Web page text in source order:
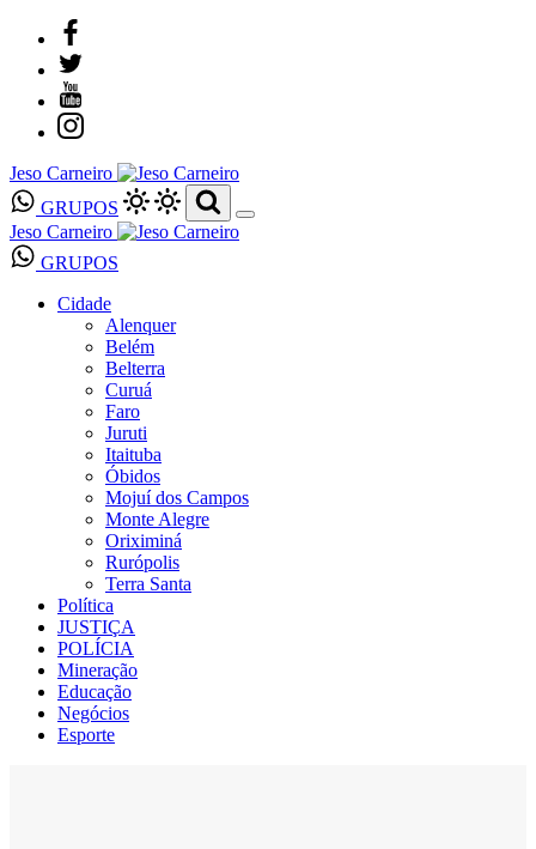
Jeso Carneiro
GRUPOS
Jeso Carneiro
GRUPOS
Cidade
Alenquer
Belém
Belterra
Curuá
Faro
Juruti
Itaituba
Óbidos
Mojuí dos Campos
Monte Alegre
Oriximiná
Rurópolis
Terra Santa
Política
JUSTIÇA
POLÍCIA
Mineração
Educação
Negócios
Esporte